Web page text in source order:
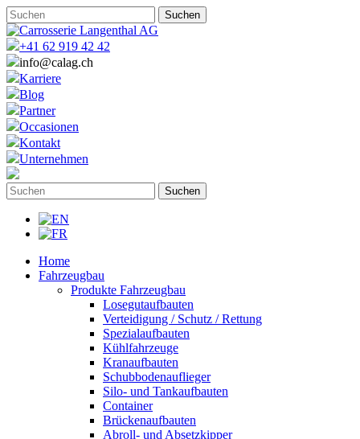
+41 62 919 42 42
info@calag.ch
Karriere
Blog
Partner
Occasionen
Kontakt
Unternehmen
Home
Fahrzeugbau
Produkte Fahrzeugbau
Losegutaufbauten
Verteidigung / Schutz / Rettung
Spezialaufbauten
Kühlfahrzeuge
Kranaufbauten
Schubbodenauflieger
Silo- und Tankaufbauten
Container
Brückenaufbauten
Abroll- und Absetzkipper